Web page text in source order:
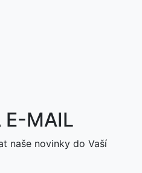
E-MAIL
naše novinky do Vaší